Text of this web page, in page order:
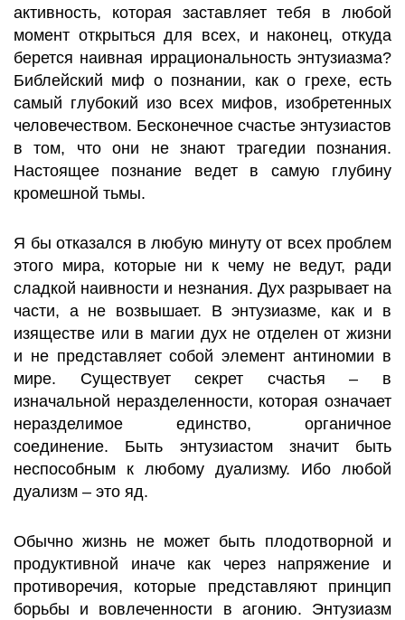
активность, которая заставляет тебя в любой
момент открыться для всех, и наконец, откуда
берется наивная иррациональность энтузиазма?
Библейский миф о познании, как о грехе, есть
самый глубокий изо всех мифов, изобретенных
человечеством. Бесконечное счастье энтузиастов
в том, что они не знают трагедии познания.
Настоящее познание ведет в самую глубину
кромешной тьмы.
Я бы отказался в любую минуту от всех проблем
этого мира, которые ни к чему не ведут, ради
сладкой наивности и незнания. Дух разрывает на
части, а не возвышает. В энтузиазме, как и в
изяществе или в магии дух не отделен от жизни
и не представляет собой элемент антиномии в
мире. Существует секрет счастья – в
изначальной неразделенности, которая означает
неразделимое единство, органичное
соединение. Быть энтузиастом значит быть
неспособным к любому дуализму. Ибо любой
дуализм – это яд.
Обычно жизнь не может быть плодотворной и
продуктивной иначе как через напряжение и
противоречия, которые представляют принцип
борьбы и вовлеченности в агонию. Энтузиазм